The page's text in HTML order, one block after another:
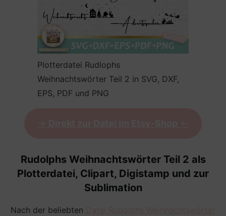
Plotterdatei Rudlophs
Weihnachtswörter Teil 2 in SVG, DXF,
EPS, PDF und PNG
Rudolphs Weihnachtswörter Teil 2 als
Plotterdatei, Clipart, Digistamp und zur
Sublimation
Nach der beliebten